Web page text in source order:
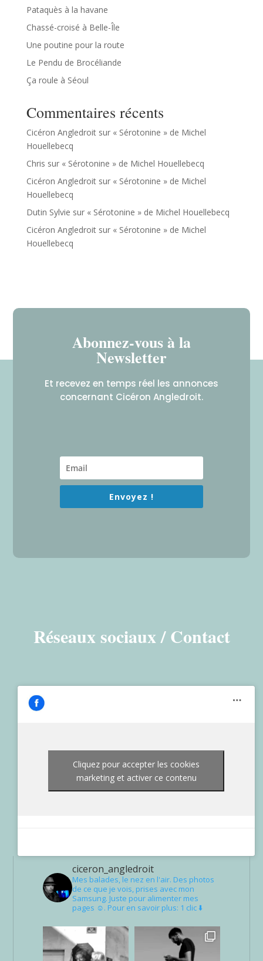
Pataquès à la havane
Chassé-croisé à Belle-Île
Une poutine pour la route
Le Pendu de Brocéliande
Ça roule à Séoul
Commentaires récents
Cicéron Angledroitsur « Sérotonine » de Michel
Houellebecq
Chris sur « Sérotonine » de Michel Houellebecq
Cicéron Angledroitsur « Sérotonine » de Michel
Houellebecq
Dutin Sylvie sur « Sérotonine » de Michel Houellebecq
Cicéron Angledroitsur « Sérotonine » de Michel
Houellebecq
Abonnez-vous à la
Newsletter
Et recevez en temps réel les annonces
concernant Cicéron Angledroit.
Envoyez !
Réseaux sociaux / Contact
Cliquez pour accepter les cookies
marketing et activer ce contenu
ciceron_angledroit
Mes balades, le nez en l'air. Des photos
de ce que je vois, prises avec mon
Samsung. Juste pour alimenter mes
pages ☺. Pour en savoir plus: 1 clic ⬇️